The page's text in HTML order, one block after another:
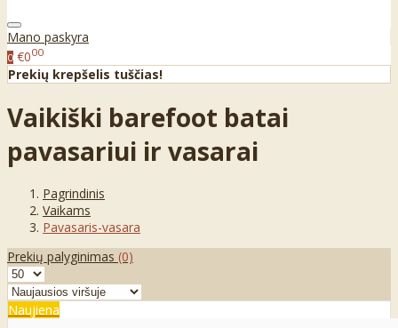
Mano paskyra
0 €000
Prekių krepšelis tuščias!
Vaikiški barefoot batai
pavasariui ir vasarai
Pagrindinis
Vaikams
Pavasaris-vasara
Prekių palyginimas (0)
Naujiena